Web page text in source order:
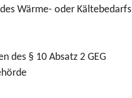
Wärme- oder
des § 10 Absatz 2 GEG